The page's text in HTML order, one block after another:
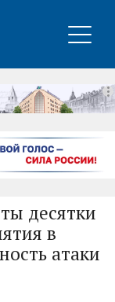
десятки
в
атаки